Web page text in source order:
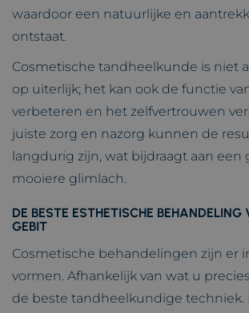
waardoor een natuurlijke en
ontstaat.
Cosmetische tandheelkunde is niet
op uiterlijk; het kan ook de functie
verbeteren en het zelfvertrouwen
juiste zorg en nazorg kunnen de
langdurig zijn, wat bijdraagt aan een
mooiere glimlach.
DE BESTE ESTHETISCHE BEHANDELING
GEBIT
Cosmetische behandelingen zijn er
vormen. Afhankelijk van wat u
de beste tandheelkundige techniek.